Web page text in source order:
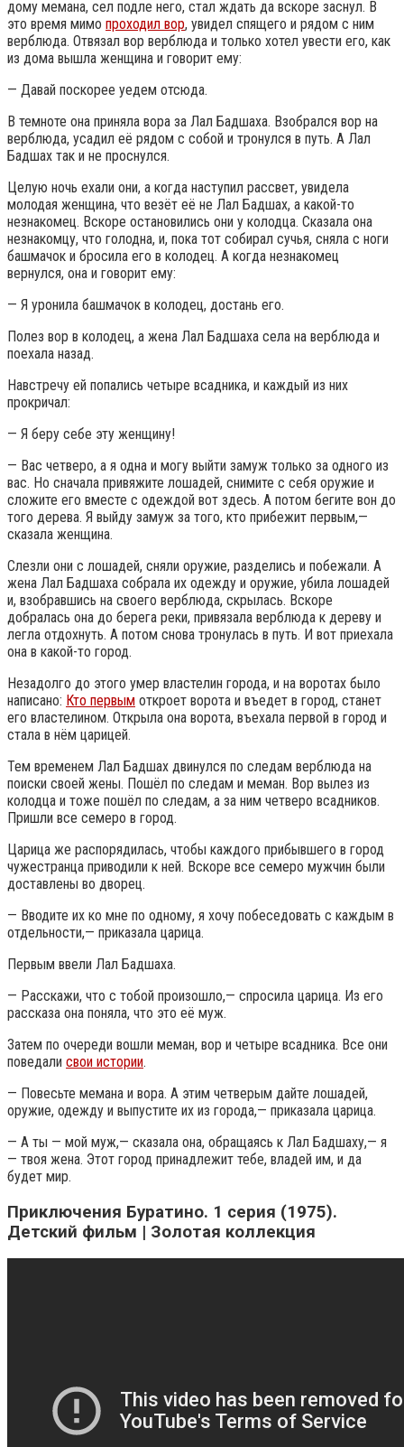
дому мемана, сел подле него, стал ждать да вскоре заснул. В
это время мимо проходил вор, увидел спящего и рядом с ним
верблюда. Отвязал вор верблюда и только хотел увести его, как
из дома вышла женщина и говорит ему:
— Давай поскорее уедем отсюда.
В темноте она приняла вора за Лал Бадшаха. Взобрался вор на
верблюда, усадил её рядом с собой и тронулся в путь. А Лал
Бадшах так и не проснулся.
Целую ночь ехали они, а когда наступил рассвет, увидела
молодая женщина, что везёт её не Лал Бадшах, а какой-то
незнакомец. Вскоре остановились они у колодца. Сказала она
незнакомцу, что голодна, и, пока тот собирал сучья, сняла с ноги
башмачок и бросила его в колодец. А когда незнакомец
вернулся, она и говорит ему:
— Я уронила башмачок в колодец, достань его.
Полез вор в колодец, а жена Лал Бадшаха села на верблюда и
поехала назад.
Навстречу ей попались четыре всадника, и каждый из них
прокричал:
— Я беру себе эту женщину!
— Вас четверо, а я одна и могу выйти замуж только за одного из
вас. Но сначала привяжите лошадей, снимите с себя оружие и
сложите его вместе с одеждой вот здесь. А потом бегите вон до
того дерева. Я выйду замуж за того, кто прибежит первым,—
сказала женщина.
Слезли они с лошадей, сняли оружие, разделись и побежали. А
жена Лал Бадшаха собрала их одежду и оружие, убила лошадей
и, взобравшись на своего верблюда, скрылась. Вскоре
добралась она до берега реки, привязала верблюда к дереву и
легла отдохнуть. А потом снова тронулась в путь. И вот приехала
она в какой-то город.
Незадолго до этого умер властелин города, и на воротах было
написано: Кто первым откроет ворота и въедет в город, станет
его властелином. Открыла она ворота, въехала первой в город и
стала в нём царицей.
Тем временем Лал Бадшах двинулся по следам верблюда на
поиски своей жены. Пошёл по следам и меман. Вор вылез из
колодца и тоже пошёл по следам, а за ним четверо всадников.
Пришли все семеро в город.
Царица же распорядилась, чтобы каждого прибывшего в город
чужестранца приводили к ней. Вскоре все семеро мужчин были
доставлены во дворец.
— Вводите их ко мне по одному, я хочу побеседовать с каждым в
отдельности,— приказала царица.
Первым ввели Лал Бадшаха.
— Расскажи, что с тобой произошло,— спросила царица. Из его
рассказа она поняла, что это её муж.
Затем по очереди вошли меман, вор и четыре всадника. Все они
поведали свои истории.
— Повесьте мемана и вора. А этим четверым дайте лошадей,
оружие, одежду и выпустите их из города,— приказала царица.
— А ты — мой муж,— сказала она, обращаясь к Лал Бадшаху,— я
— твоя жена. Этот город принадлежит тебе, владей им, и да
будет мир.
Приключения Буратино. 1 серия (1975).
Детский фильм | Золотая коллекция